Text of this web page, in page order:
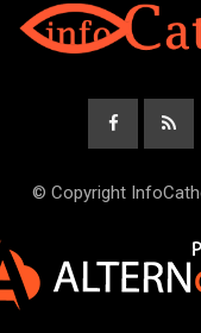
© Copyright